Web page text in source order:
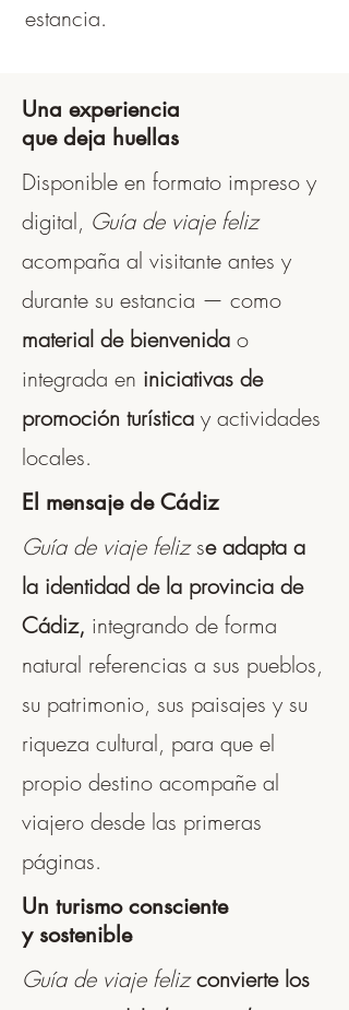
estancia.
Una experiencia
que deja huellas
Disponible en formato impreso y
digital, Guía de viaje feliz
acompaña al visitante antes y
durante su estancia — como
material de bienvenida o
integrada en iniciativas de
promoción turística y actividades
locales.
El mensaje de Cádiz
Guía de viaje felizse adapta a
la identidad de la provincia de
Cádiz, integrando de forma
natural referencias a sus pueblos,
su patrimonio, sus paisajes y su
riqueza cultural, para que el
propio destino acompañe al
viajero desde las primeras
páginas.
Un turismo consciente
y sostenible
Guía de viaje feliz convierte los